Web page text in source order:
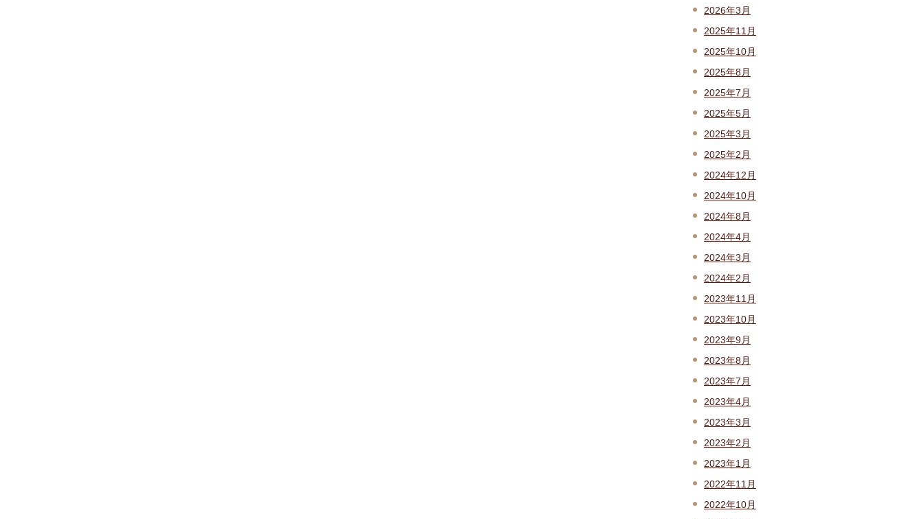
2026年3月
2025年11月
2025年10月
2025年8月
2025年7月
2025年5月
2025年3月
2025年2月
2024年12月
2024年10月
2024年8月
2024年4月
2024年3月
2024年2月
2023年11月
2023年10月
2023年9月
2023年8月
2023年7月
2023年4月
2023年3月
2023年2月
2023年1月
2022年11月
2022年10月